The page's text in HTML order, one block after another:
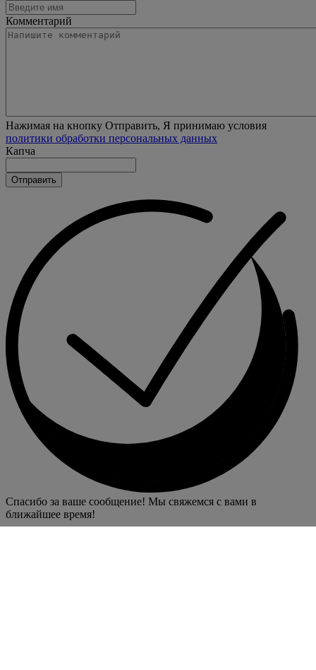
Комментарий
Нажимая на кнопку Отправить, Я принимаю условия
политики обработки персональных данных
Капча
Отправить
Спасибо за ваше сообщение! Мы свяжемся с вами в
ближайшее время!